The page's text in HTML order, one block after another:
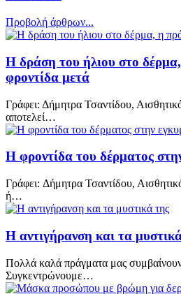
Προβολή άρθρων...
Η δράση του ήλιου στο
φροντίδα μετά
Γράφει: Δήμητρα Τσαντίδου,
αποτελεί…
Η φροντίδα του δέρματος
Γράφει: Δήμητρα Τσαντίδου,
ή…
Η αντιγήρανση και τα
Πολλά καλά πράγματα μας
Συγκεντρώνουμε…